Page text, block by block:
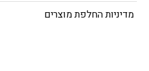
מדיניות החלפת מוצרים